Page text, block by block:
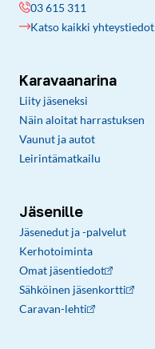
03 615 311
Katso kaikki yhteystiedot
Karavaanarina
Liity jäseneksi
Näin aloitat harrastuksen
Vaunut ja autot
Leirintämatkailu
Jäsenille
Jäsenedut ja -palvelut
Kerhotoiminta
Omat jäsentiedot
Sähköinen jäsenkortti
Caravan-lehti